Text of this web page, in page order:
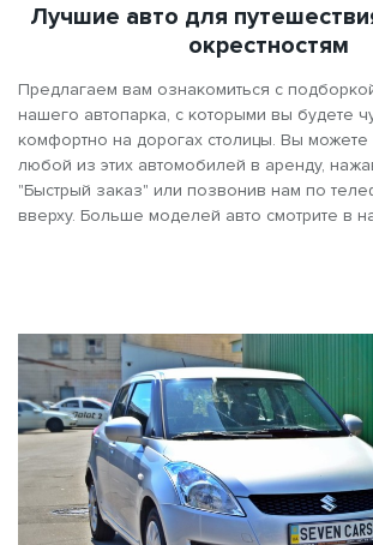
Лучшие авто для
окрестностям
Предлагаем вам ознакомиться с
нашего автопарка, с которыми вы будете
комфортно на дорогах столицы. Вы можете
любой из этих автомобилей в аренду,
"Быстрый заказ" или позвонив нам по
вверху. Больше моделей авто смотрите в